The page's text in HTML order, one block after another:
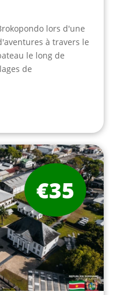
lors d'une
à travers le
le long de
de
€35